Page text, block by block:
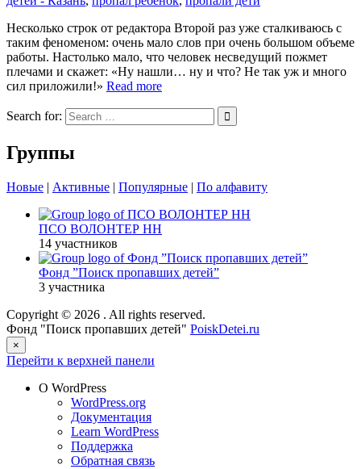
Несколько строк от редактора Второй раз уже сталкиваюсь с
таким феноменом: очень мало слов при очень большом объеме
работы. Настолько мало, что человек несведущий пожмет
плечами и скажет: «Ну нашли… ну и что? Не так уж и много
сил приложили!» Read more
Search for:
Группы
Новые | Активные | Популярные | По алфавиту
ПСО ВОЛОНТЕР НН
14 участников
Фонд ”Поиск пропавших детей”
3 участника
Copyright © 2026 . All rights reserved.
Фонд "Поиск пропавших детей" PoiskDetei.ru
×
Перейти к верхней панели
О WordPress
WordPress.org
Документация
Learn WordPress
Поддержка
Обратная связь